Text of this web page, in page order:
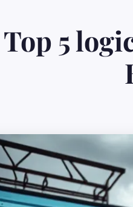
Top 5